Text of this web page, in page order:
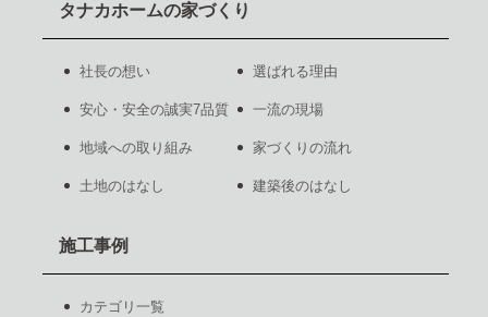
タナカホームの家づくり
社長の想い 選ばれる理由
安心・安全の誠実7品質 一流の現場
地域への取り組み 家づくりの流れ
土地のはなし 建築後のはなし
施工事例
カテゴリ一覧